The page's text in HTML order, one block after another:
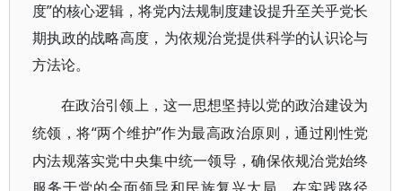
度”的核心逻辑，将党内法规制度建设提升至关乎党长
期执政的战略高度，为依规治党提供科学的认识论与
方法论。
在政治引领上，这一思想坚持以党的政治建设为
统领，将“两个维护”作为最高政治原则，通过刚性党
内法规落实党中央集中统一领导，确保依规治党始终